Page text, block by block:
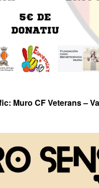
Muro CF Veterans –